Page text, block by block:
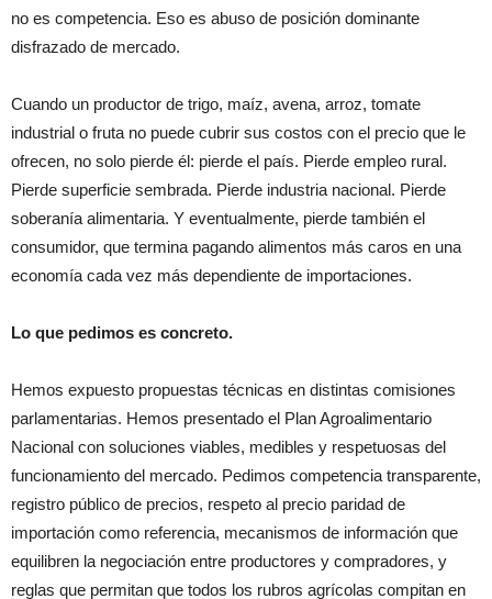
no es competencia. Eso es abuso de posición dominante
disfrazado de mercado.
Cuando un productor de trigo, maíz, avena, arroz, tomate
industrial o fruta no puede cubrir sus costos con el precio que le
ofrecen, no solo pierde él: pierde el país. Pierde empleo rural.
Pierde superficie sembrada. Pierde industria nacional. Pierde
soberanía alimentaria. Y eventualmente, pierde también el
consumidor, que termina pagando alimentos más caros en una
economía cada vez más dependiente de importaciones.
Lo que pedimos es concreto.
Hemos expuesto propuestas técnicas en distintas comisiones
parlamentarias. Hemos presentado el Plan Agroalimentario
Nacional con soluciones viables, medibles y respetuosas del
funcionamiento del mercado. Pedimos competencia transparente,
registro público de precios, respeto al precio paridad de
importación como referencia, mecanismos de información que
equilibren la negociación entre productores y compradores, y
reglas que permitan que todos los rubros agrícolas compitan en